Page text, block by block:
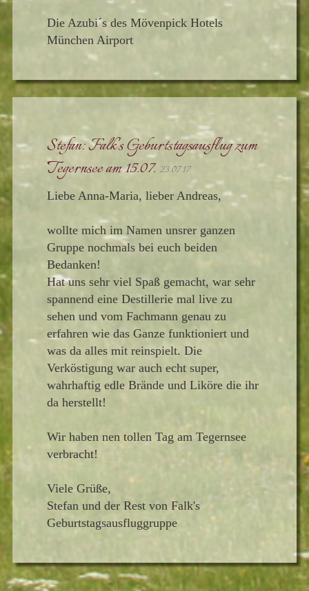
Die Azubi´s des Mövenpick Hotels
München Airport
Stefan: Falk's Geburtstagsausflug zum
Tegernsee am 15.07. 23.07.17
Liebe Anna-Maria, lieber Andreas,
wollte mich im Namen unsrer ganzen
Gruppe nochmals bei euch beiden
Bedanken!
Hat uns sehr viel Spaß gemacht, war sehr
spannend eine Destillerie mal live zu
sehen und vom Fachmann genau zu
erfahren wie das Ganze funktioniert und
was da alles mit reinspielt. Die
Verköstigung war auch echt super,
wahrhaftig edle Brände und Liköre die ihr
da herstellt!
Wir haben nen tollen Tag am Tegernsee
verbracht!
Viele Grüße,
Stefan und der Rest von Falk's
Geburtstagsausfluggruppe